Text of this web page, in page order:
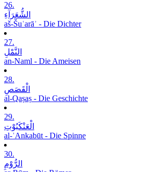
26.
الشُّعَرَآءِ
aš-Šuʿarāʾ - Die Dichter
27.
النَّمْلِ
an-Naml - Die Ameisen
28.
الْقَصَصِ
al-Qaṣaṣ - Die Geschichte
29.
الْعَنْکَبُوْتِ
al-ʿAnkabūt - Die Spinne
30.
الرُّوْمِ